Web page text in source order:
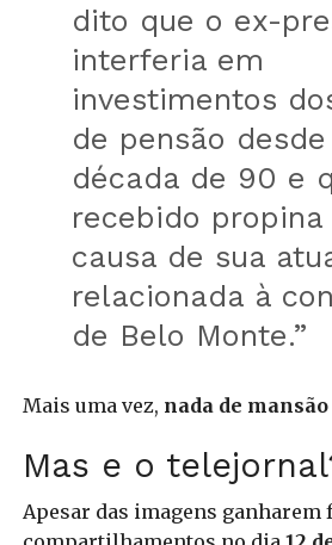
dito que o ex-
interferia em
investimentos
de pensão
década de 90 e
recebido propina
causa de sua
relacionada à
de Belo Monte.”
Mais uma vez, nada de
Mas e o
Apesar das imagens ganharem